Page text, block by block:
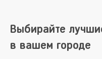
Выбирайте
в вашем городе